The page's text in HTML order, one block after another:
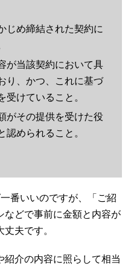
じめ締結された契約に
が当該契約において具
り、かつ、これに基づ
受けていること。
がその提供を受けた役
認められること。
番いいのですが、「ご紹
などで事前に金額と内容が
夫です。
紹介の内容に照らして相当